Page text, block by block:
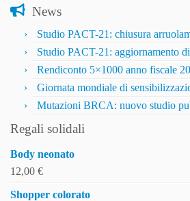
News
Studio PACT-21: chiusura
Studio PACT-21: aggiornamento
Rendiconto 5×1000 anno fiscale
Giornata mondiale di
Mutazioni BRCA: nuovo studio
Regali solidali
Body neonato
12,00 €
Shopper colorato